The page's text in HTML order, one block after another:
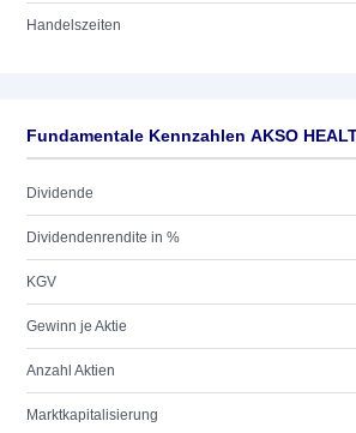
Handelszeiten
Dividende
Dividendenrendite in %
KGV
Gewinn je Aktie
Anzahl Aktien
Marktkapitalisierung